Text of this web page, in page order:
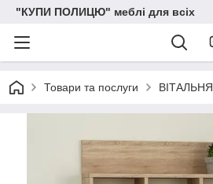
"КУПИ ПОЛИЦЮ" меблі для всіх
Товари та послуги ВІТАЛЬНЯ